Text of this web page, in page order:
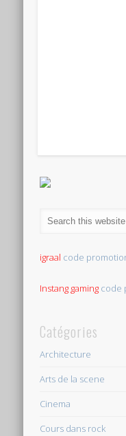
igraal code
Instang gaming code
Catégories
Architecture
Arts de la scene
Cinema
Cours dans rock